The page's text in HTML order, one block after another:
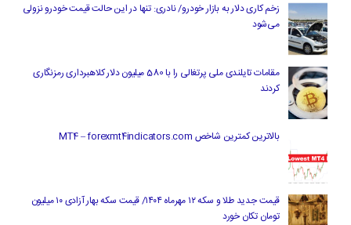
زخم کاری دلار به بازار خودرو/ نادری: تنها در این حالت قیمت خودرو نزولی
می‌شود
مقامات تایلندی ملی پرتغالی را با 580 میلیون دلار کلاهبرداری رمزنگاری
کردند
بالاترین کمترین شاخص MT4 – forexmt4indicators.com
قیمت جدید طلا و سکه ۱۲ مهرماه ۱۴۰۴/ قیمت سکه بهار آزادی ۱۰ میلیون
تومان تکان خورد